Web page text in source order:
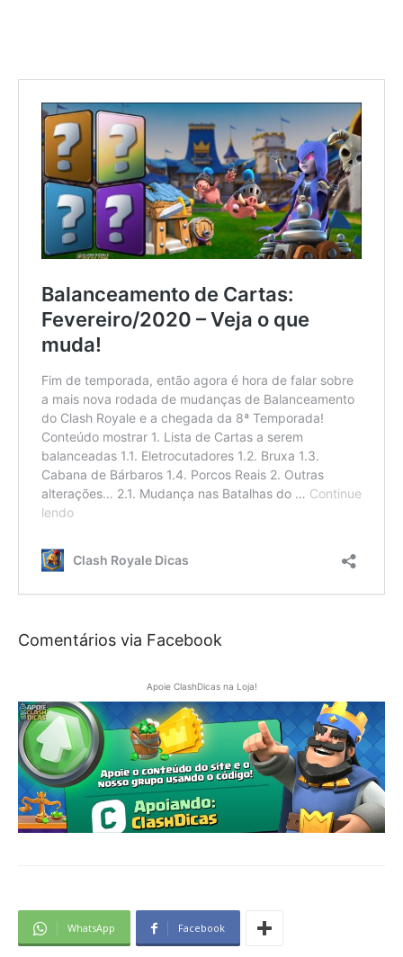
Comentários via Facebook
Apoie ClashDicas na Loja!
WhatsApp Facebook